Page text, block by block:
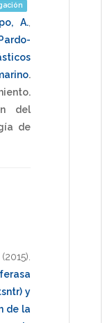
A.
.
del
de
(2015)
y
de la